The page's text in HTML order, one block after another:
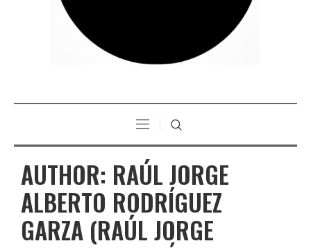
AUTHOR: RAÚL JORGE
ALBERTO RODRÍGUEZ
GARZA (RAÚL JORGE